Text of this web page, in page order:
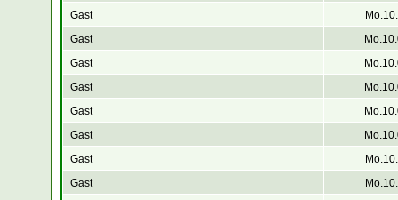
Gast
Gast
Gast
Gast
Gast
Gast
Gast
Gast